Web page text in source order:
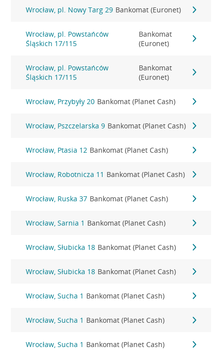
Wrocław, pl. Nowy Targ 29 Bankomat (Euronet)
Wrocław, pl. Powstańców
Śląskich 17/115
Bankomat
(Euronet)
Wrocław, pl. Powstańców
Śląskich 17/115
Bankomat
(Euronet)
Wrocław, Przybyły 20 Bankomat (Planet Cash)
Wrocław, Pszczelarska 9 Bankomat (Planet Cash)
Wrocław, Ptasia 12 Bankomat (Planet Cash)
Wrocław, Robotnicza 11 Bankomat (Planet Cash)
Wrocław, Ruska 37 Bankomat (Planet Cash)
Wrocław, Sarnia 1 Bankomat (Planet Cash)
Wrocław, Słubicka 18 Bankomat (Planet Cash)
Wrocław, Słubicka 18 Bankomat (Planet Cash)
Wrocław, Sucha 1 Bankomat (Planet Cash)
Wrocław, Sucha 1 Bankomat (Planet Cash)
Wrocław, Sucha 1 Bankomat (Planet Cash)